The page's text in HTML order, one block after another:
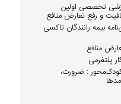
تخصصی اولین
و رفع تعارض منافع
بیمه رانندگان تاکسی
منافع
پلتفرمی
: ضرورت،